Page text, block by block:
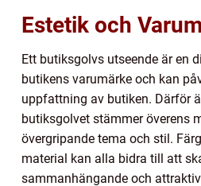
Estetik och
Ett butiksgolvs utseende är en
butikens varumärke och kan
uppfattning av butiken. Därför
butiksgolvet stämmer överens
övergripande tema och stil.
material kan alla bidra till att
sammanhängande och